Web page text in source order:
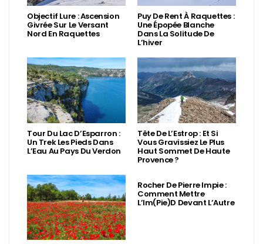
Objectif Lure : Ascension
Givrée Sur Le Versant
Nord En Raquettes
Puy De Rent À Raquettes :
Une Épopée Blanche
Dans La Solitude De
L’hiver
Tour Du Lac D’Esparron :
Un Trek Les Pieds Dans
L’Eau Au Pays Du Verdon
Tête De L’Estrop : Et Si
Vous Gravissiez Le Plus
Haut Sommet De Haute
Provence ?
Rocher De Pierre Impie :
Comment Mettre
L’Im(Pie)d Devant L’Autre